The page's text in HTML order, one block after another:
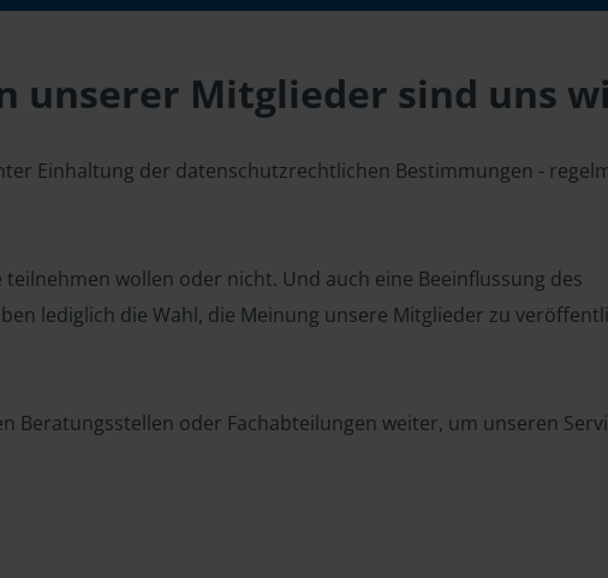
unserer Mitglieder sind uns
Einhaltung der datenschutzrechtlichen Bestimmungen -
wollen oder nicht. Und auch eine Beeinflussung des
lediglich die Wahl, die Meinung unsere Mitglieder zu
Beratungsstellen oder Fachabteilungen weiter, um unseren